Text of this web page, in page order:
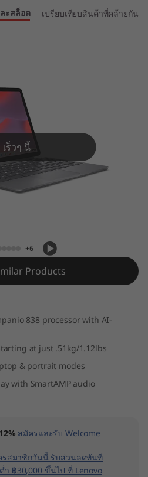
ะสล็อต เปรียบเทียบสินค้าที่คล้ายกัน
เร็วๆ นี้
+6
Products
838 processor with AI-
at just .51kg/1.12lbs
& portrait modes
with SmartAMP audio
สมัครและรับ Welcome
รสมาชิกวันนี้ รับส่วนลดทันที
ำ ฿30,000 ขึ้นไป ที่ Lenovo